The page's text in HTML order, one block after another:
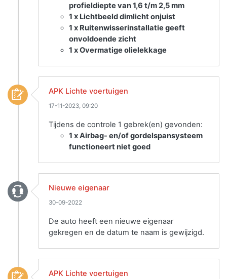
profieldiepte van 1,6 t/m 2,5 mm
1 x Lichtbeeld dimlicht onjuist
1 x Ruitenwisserinstallatie geeft
onvoldoende zicht
1 x Overmatige olielekkage
APK Lichte voertuigen
17-11-2023, 09:20
Tijdens de controle 1 gebrek(en) gevonden:
1 x Airbag- en/of gordelspansysteem
functioneert niet goed
Nieuwe eigenaar
30-09-2022
De auto heeft een nieuwe eigenaar
gekregen en de datum te naam is gewijzigd.
APK Lichte voertuigen